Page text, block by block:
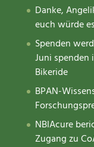
Danke,
euch würde
Spenden
Juni spenden
Bikeride
BPAN-
NBIAcure
Zugang zu